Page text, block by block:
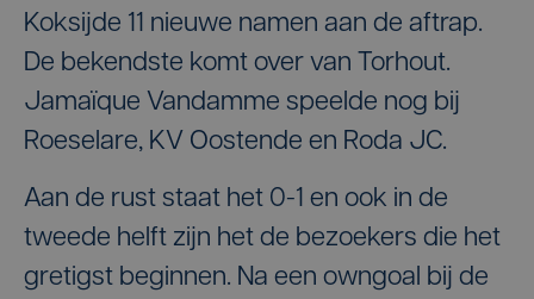
Koksijde 11 nieuwe namen aan de aftrap.
De bekendste komt over van Torhout.
Jamaïque Vandamme speelde nog bij
Roeselare, KV Oostende en Roda JC.
Aan de rust staat het 0-1 en ook in de
tweede helft zijn het de bezoekers die het
gretigst beginnen. Na een owngoal bij de